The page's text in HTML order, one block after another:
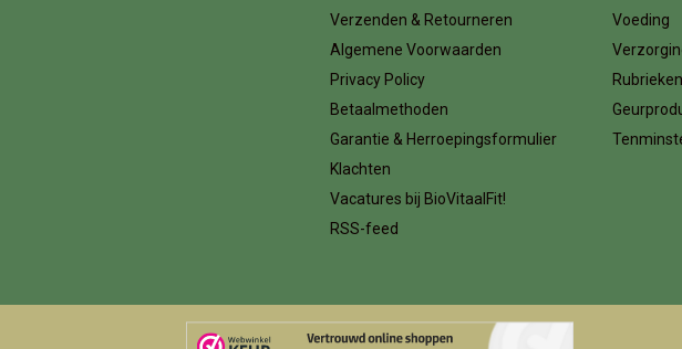
Verzenden & Retourneren
Algemene Voorwaarden
Privacy Policy
Betaalmethoden
Garantie & Herroepingsformulier
Klachten
Vacatures bij BioVitaalFit!
RSS-feed
Voeding
Rubrieken